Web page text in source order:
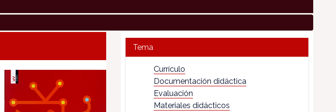
Tema
Currículo
Documentación didáctica
Evaluación
Materiales didácticos